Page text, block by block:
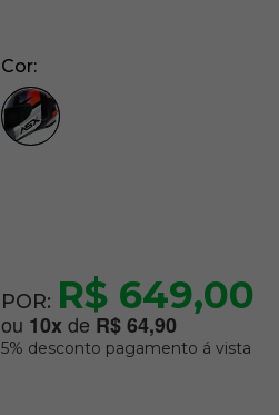
Cor
POR: R$ 649,00
ou 10xde R$ 64,90
5% desconto pagamento á vista